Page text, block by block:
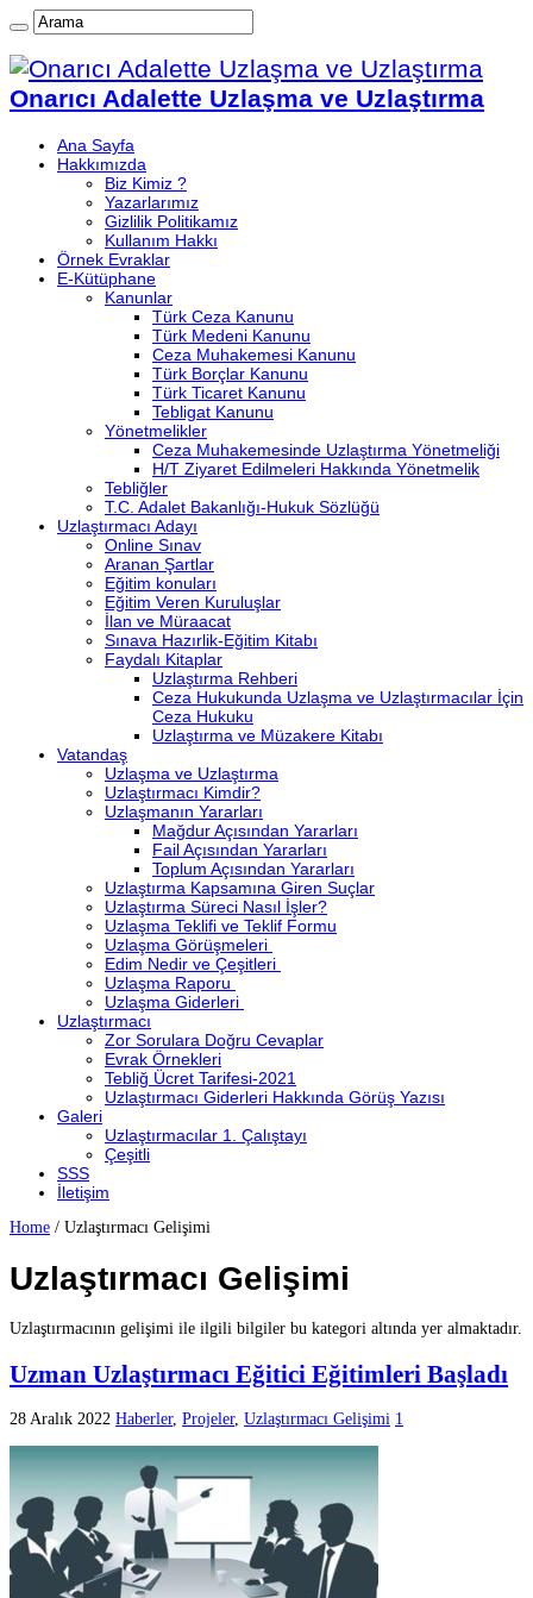
Onarıcı Adalette Uzlaşma ve Uzlaştırma
Ana Sayfa
Hakkımızda
Biz Kimiz ?
Yazarlarımız
Gizlilik Politikamız
Kullanım Hakkı
Örnek Evraklar
E-Kütüphane
Kanunlar
Türk Ceza Kanunu
Türk Medeni Kanunu
Ceza Muhakemesi Kanunu
Türk Borçlar Kanunu
Türk Ticaret Kanunu
Tebligat Kanunu
Yönetmelikler
Ceza Muhakemesinde Uzlaştırma Yönetmeliği
H/T Ziyaret Edilmeleri Hakkında Yönetmelik
Tebliğler
T.C. Adalet Bakanlığı-Hukuk Sözlüğü
Uzlaştırmacı Adayı
Online Sınav
Aranan Şartlar
Eğitim konuları
Eğitim Veren Kuruluşlar
İlan ve Müraacat
Sınava Hazırlik-Eğitim Kitabı
Faydalı Kitaplar
Uzlaştırma Rehberi
Ceza Hukukunda Uzlaşma ve Uzlaştırmacılar İçin
Ceza Hukuku
Uzlaştırma ve Müzakere Kitabı
Vatandaş
Uzlaşma ve Uzlaştırma
Uzlaştırmacı Kimdir?
Uzlaşmanın Yararları
Mağdur Açısından Yararları
Fail Açısından Yararları
Toplum Açısından Yararları
Uzlaştırma Kapsamına Giren Suçlar
Uzlaştırma Süreci Nasıl İşler?
Uzlaşma Teklifi ve Teklif Formu
Uzlaşma Görüşmeleri
Edim Nedir ve Çeşitleri
Uzlaşma Raporu
Uzlaşma Giderleri
Uzlaştırmacı
Zor Sorulara Doğru Cevaplar
Evrak Örnekleri
Tebliğ Ücret Tarifesi-2021
Uzlaştırmacı Giderleri Hakkında Görüş Yazısı
Galeri
Uzlaştırmacılar 1. Çalıştayı
Çeşitli
SSS
İletişim
Home / Uzlaştırmacı Gelişimi
Uzlaştırmacı Gelişimi
Uzlaştırmacının gelişimi ile ilgili bilgiler bu kategori altında yer almaktadır.
Uzman Uzlaştırmacı Eğitici Eğitimleri Başladı
28 Aralık 2022 Haberler, Projeler, Uzlaştırmacı Gelişimi 1